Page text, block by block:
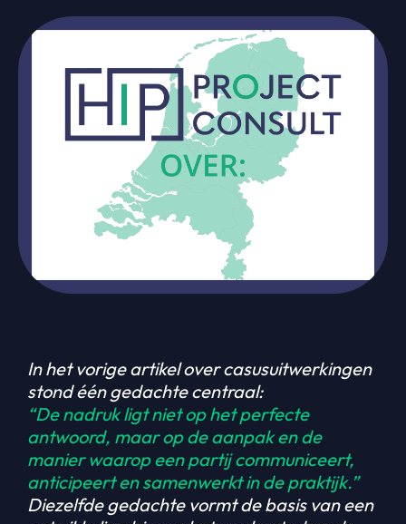
In het vorige artikel over casusuitwerkingen
stond één gedachte centraal:
“De nadruk ligt niet op het perfecte
antwoord, maar op de aanpak en de
manier waarop een partij communiceert,
anticipeert en samenwerkt in de praktijk.”
Diezelfde gedachte vormt de basis van een